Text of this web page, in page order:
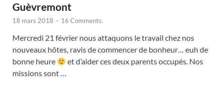
Guèvremont
18 mars 2018 - 16 Comments.
Mercredi 21 février nous attaquons le travail chez nos
nouveaux hôtes, ravis de commencer de bonheur… euh de
bonne heure
et d’aider ces deux parents occupés. Nos
missions sont …